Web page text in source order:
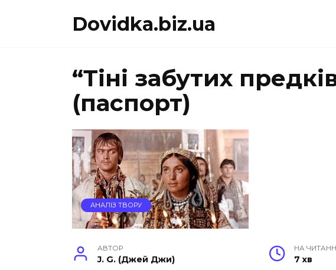
Dovidka.biz.ua
“Тіні забутих
(паспорт)
АНАЛІЗ ТВОРУ
АВТОР
J. G. (Джей Джи)
НА
7 хв